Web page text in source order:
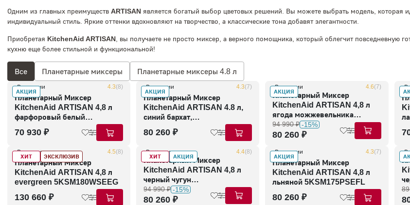
Одним из главных преимуществ ARTISAN является богатый выбор цветовых решений. Вы можете выбрать модель, которая
индивидуальный стиль. Яркие оттенки вдохновляют на творчество, а классические тона добавят элегантности.
Приобретая KitchenAid ARTISAN , вы получаете не просто миксер, а верного помощника, который облегчит повседневную
кухню еще более стильной и функциональной!
Все Планетарные миксеры Планетарные миксеры 4.8 л
АКЦИЯ
В наличии 4.3(8)
Планетарный Миксер
KitchenAid ARTISAN 4,8 л
фарфоровый белый
5KSM125EPL
70 930 ₽
АКЦИЯ
В наличии 4.3(7)
Планетарный Миксер
KitchenAid ARTISAN 4.8 л,
синий бархат,
5KSM175PSEVB
80 260 ₽
АКЦИЯ
В наличии 4.6(7)
Планетарный Миксер
KitchenAid ARTISAN 4,8 л
ягода можжевельника
5KSM175PSEJP
94 990 ₽ -15%
80 260 ₽
В
ХИТ ЭКСКЛЮЗИВ
В наличии 4.5(8)
Планетарный Миксер
KitchenAid ARTISAN 4,8 л
evergreen 5KSM180WSEEG
130 660 ₽
ХИТ АКЦИЯ
В наличии 4.4(8)
Планетарный Миксер
KitchenAid ARTISAN 4,8 л
черный чугун
5KSM175PSEBK
94 990 ₽ -15%
80 260 ₽
АКЦИЯ
В наличии 4.3(7)
Планетарный Миксер
KitchenAid ARTISAN 4,8 л
льняной 5KSM175PSEFL
80 260 ₽
В